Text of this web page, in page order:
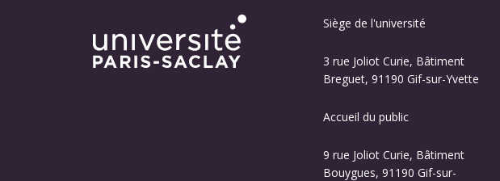
Siège de l'université
3 rue Joliot Curie, Bâtiment
Breguet, 91190 Gif-sur-Yvette
Accueil du public
9 rue Joliot Curie, Bâtiment
Bouygues, 91190 Gif-sur-